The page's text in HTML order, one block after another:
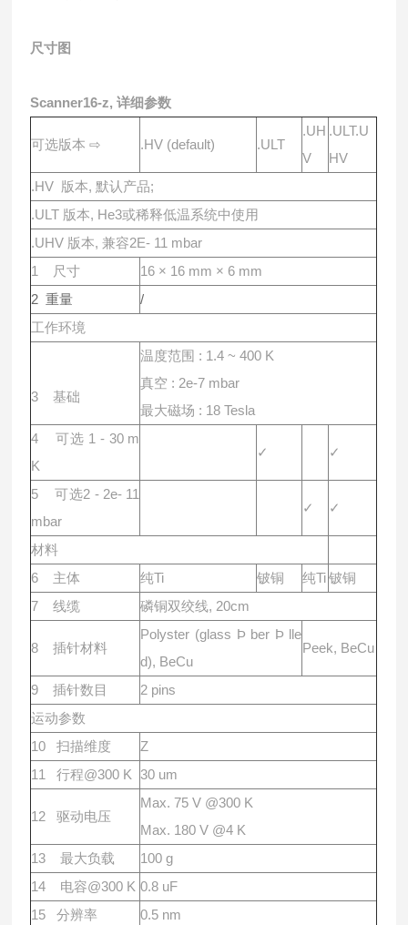
尺⼨图
Scanner16-z, 详细参数
可选版本 ⇨ .HV (default) .ULT
.UH
V
.ULT.U
HV
.HV 版本, 默认产品;
.ULT 版本, He3或稀释低温系统中使⽤
.UHV 版本, 兼容2E- 11 mbar
1 尺⼨
16 × 16 mm × 6 mm
2 重量
/
工作环境
3 基础
温度范围 : 1.4 ~ 400 K
真空 : 2e-7 mbar
最⼤磁场 : 18 Tesla
4 可选 1 - 30 m
K
✓ ✓
5 可选2 - 2e- 11
mbar
✓ ✓
材料
6 主体
纯Ti 铍铜 纯Ti 铍铜
7 线缆
磷铜双绞线, 20cm
8 插针材料
Polyster (glass Þ ber Þ lle
d), BeCu
Peek, BeCu
9 插针数⽬
2 pins
运动参数
10 扫描维度
Z
11 ⾏程@300 K
30 um
12 驱动电压
Max. 75 V @300 K
Max. 180 V @4 K
13 最⼤负载
100 g
14 电容@300 K 0.8 uF
15 分辨率
0.5 nm